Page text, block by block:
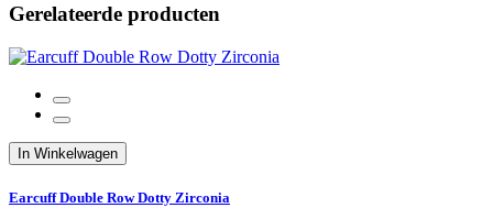
Gerelateerde producten
In Winkelwagen
Earcuff Double Row Dotty Zirconia